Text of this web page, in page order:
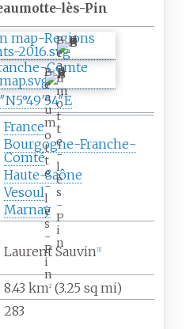
lès-Pin
B
e
a
u
m
o
t
t
e
-
l
è
s
-
P
i
n
B
e
a
u
m
o
t
t
e
-
l
è
s
-
P
i
n
5°49′54″E
France
Bourgogne-Franche-
Comté
Haute-Saône
Vesoul
Marnay
Laurent Sauvin 1]
8.43 km2(3.25 sq mi)
283